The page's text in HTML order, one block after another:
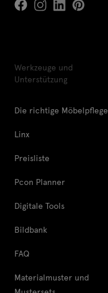
Werkzeuge und
Unterstützung
Die richtige Möbelpflege
Linx
Preisliste
Pcon Planner
Digitale Tools
Bildbank
FAQ
Materialmuster und